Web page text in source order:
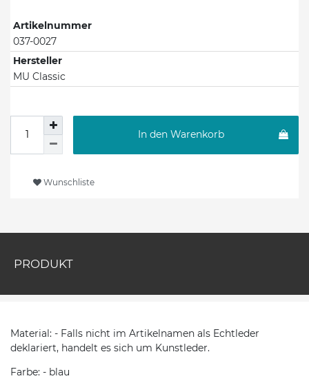
Artikelnummer
037-0027
Hersteller
MU Classic
In den Warenkorb
Wunschliste
PRODUKT
Material: - Falls nicht im Artikelnamen als Echtleder
deklariert, handelt es sich um Kunstleder.
Farbe: - blau